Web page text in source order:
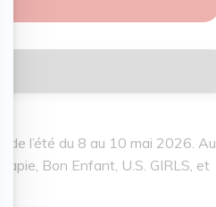
l’été du 8 au 10 mai 2026. Au
Bon Enfant, U.S. GIRLS, et